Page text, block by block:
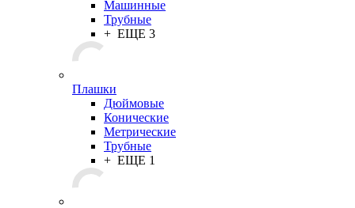
Машинные
Трубные
+ ЕЩЕ 3
Плашки
Дюймовые
Конические
Метрические
Трубные
+ ЕЩЕ 1